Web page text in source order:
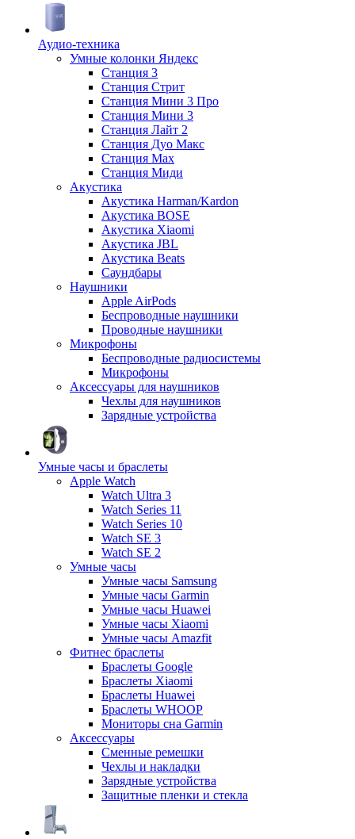
Аудио-техника
Умные колонки Яндекс
Станция 3
Станция Стрит
Станция Мини 3 Про
Станция Мини 3
Станция Лайт 2
Станция Дуо Макс
Станция Max
Станция Миди
Акустика
Акустика Harman/Kardon
Акустика BOSE
Акустика Xiaomi
Акустика JBL
Акустика Beats
Саундбары
Наушники
Apple AirPods
Беспроводные наушники
Проводные наушники
Микрофоны
Беспроводные радиосистемы
Микрофоны
Аксессуары для наушников
Чехлы для наушников
Зарядные устройства
Умные часы и браслеты
Apple Watch
Watch Ultra 3
Watch Series 11
Watch Series 10
Watch SE 3
Watch SE 2
Умные часы
Умные часы Samsung
Умные часы Garmin
Умные часы Huawei
Умные часы Xiaomi
Умные часы Amazfit
Фитнес браслеты
Браслеты Google
Браслеты Xiaomi
Браслеты Huawei
Браслеты WHOOP
Мониторы сна Garmin
Аксессуары
Сменные ремешки
Чехлы и накладки
Зарядные устройства
Защитные пленки и стекла